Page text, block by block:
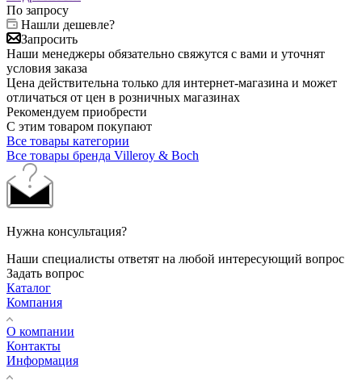
По запросу
Нашли дешевле?
Запросить
Наши менеджеры обязательно свяжутся с вами и уточнят
условия заказа
Цена действительна только для интернет-магазина и может
отличаться от цен в розничных магазинах
Рекомендуем приобрести
С этим товаром покупают
Все товары категории
Все товары бренда Villeroy & Boch
Нужна консультация?
Наши специалисты ответят на любой интересующий вопрос
Задать вопрос
Каталог
Компания
О компании
Контакты
Информация